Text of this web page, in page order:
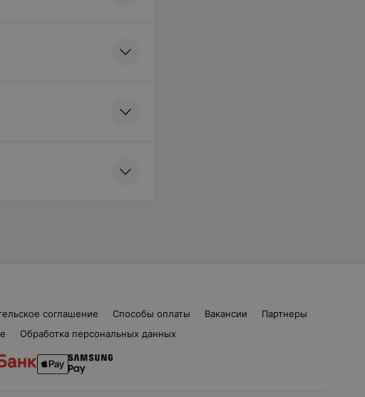
соглашение Способы оплаты Вакансии
Партнеры
Обработка персональных данных